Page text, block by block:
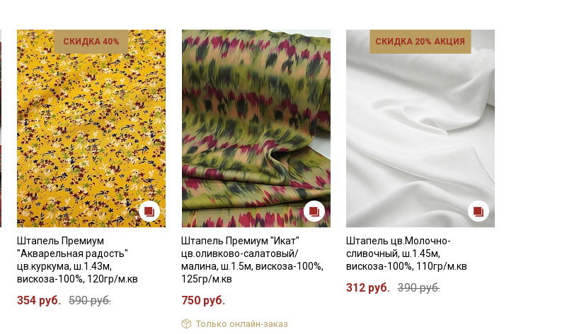
СКИДКА 40%
Штапель Премиум
"Акварельная радость"
цв.куркума, ш.1.43м,
вискоза-100%, 120гр/м.кв
354 руб. 590 руб.
Штапель Премиум "Икат"
цв.оливково-салатовый/
малина, ш.1.5м, вискоза-100%,
125гр/м.кв
750 руб.
Только онлайн-заказ
СКИДКА 20% АКЦИЯ
Штапель цв.Молочно-
сливочный, ш.1.45м,
вискоза-100%, 110гр/м.кв
312 руб. 390 руб.